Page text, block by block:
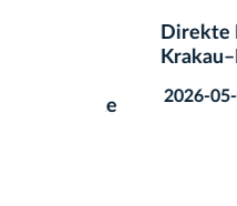
Direkte
2026-05-05